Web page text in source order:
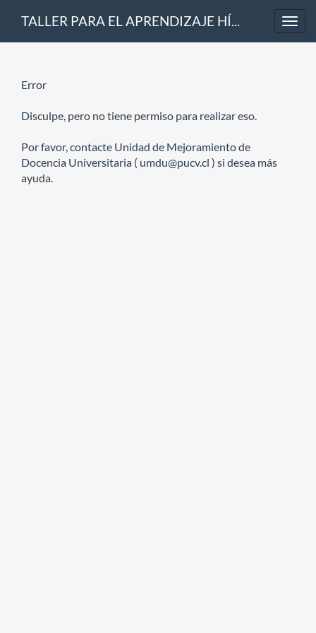
Error
Disculpe, pero no tiene permiso para realizar eso.
Por favor, contacte Unidad de Mejoramiento de
Docencia Universitaria ( umdu@pucv.cl ) si desea más
ayuda.